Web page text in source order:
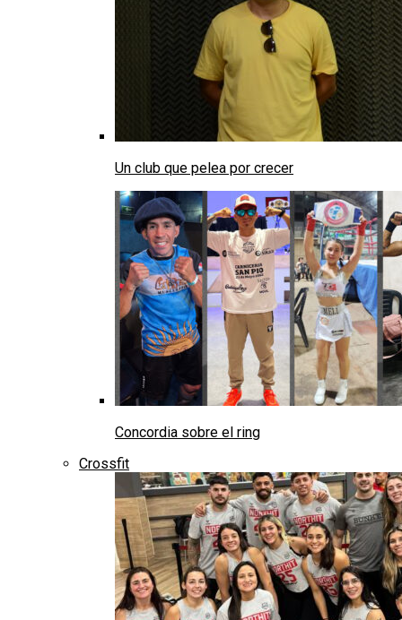
Un club que pelea por crecer
Concordia sobre el ring
Crossfit